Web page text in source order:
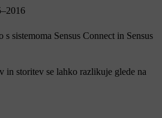
sistemoma Sensus Connect in Sensus
in storitev se lahko razlikuje glede na